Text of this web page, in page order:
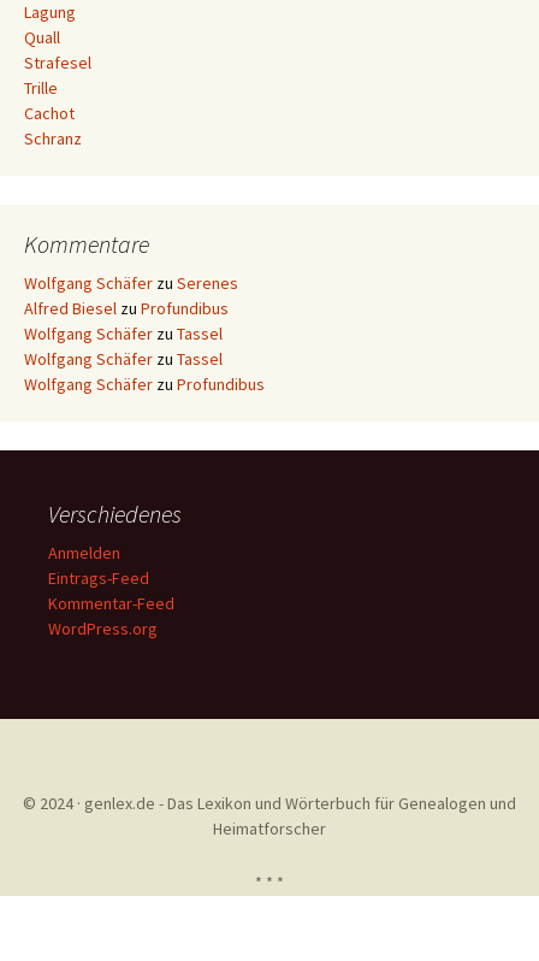
Lagung
Quall
Strafesel
Trille
Cachot
Schranz
Kommentare
Wolfgang Schäfer zu Serenes
Alfred Biesel zu Profundibus
Wolfgang Schäfer zu Tassel
Wolfgang Schäfer zu Tassel
Wolfgang Schäfer zu Profundibus
Verschiedenes
Anmelden
Eintrags-Feed
Kommentar-Feed
WordPress.org
© 2024 · genlex.de - Das Lexikon und Wörterbuch für Genealogen und
Heimatforscher
* * *